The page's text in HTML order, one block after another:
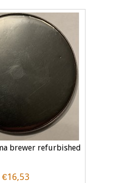
brewer refurbished
€16,53